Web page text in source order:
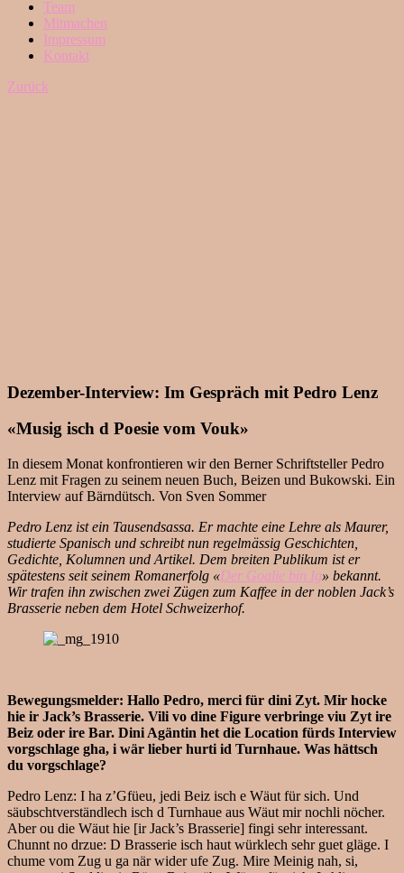
Team
Mitmachen
Impressum
Kontakt
Zurück
Dezember-Interview: Im Gespräch mit Pedro Lenz
«Musig isch d Poesie vom Vouk»
In diesem Monat konfrontieren wir den Berner Schriftsteller Pedro
Lenz mit Fragen zu seinem neuen Buch, Beizen und Bukowski. Ein
Interview auf Bärndütsch. Von Sven Sommer
Pedro Lenz ist ein Tausendsassa. Er machte eine Lehre als Maurer,
studierte Spanisch und schreibt nun regelmässig Geschichten,
Gedichte, Kolumnen und Artikel. Dem breiten Publikum ist er
spätestens seit seinem Romanerfolg «Der Goalie bin Ig» bekannt.
Wir trafen ihn zwischen zwei Zügen zum Kaffee in der noblen Jack’s
Brasserie neben dem Hotel Schweizerhof.
Bewegungsmelder: Hallo Pedro, merci für dini Zyt. Mir hocke
hie ir Jack’s Brasserie. Vili vo dine Figure verbringe viu Zyt ire
Beiz oder ire Bar. Dini Agäntin het die Location fürds Interview
vorgschlage gha, i wär lieber hurti id Turnhaue. Was hättsch
du vorgschlage?
Pedro Lenz: I ha z’Gfüeu, jedi Beiz isch e Wäut für sich. Und
säubschtverständlech isch d Turnhaue aus Wäut mir nochli nöcher.
Aber ou die Wäut hie [ir Jack’s Brasserie] fingi sehr interessant.
Chunnt no drzue: D Brasserie isch haut würklech sehr guet gläge. I
chume vom Zug u ga när wider ufe Zug. Mire Meinig nah, si,